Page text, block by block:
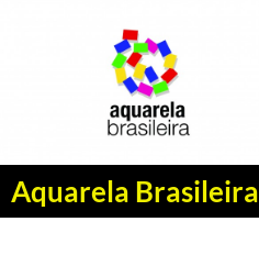
Aquarela Brasileira
Pesquisar
PULAR